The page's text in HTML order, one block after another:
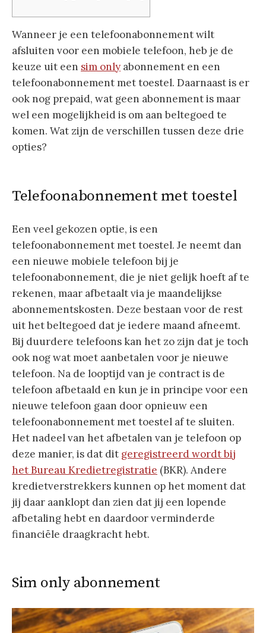
Wanneer je een telefoonabonnement wilt
afsluiten voor een mobiele telefoon, heb je de
keuze uit een sim only abonnement en een
telefoonabonnement met toestel. Daarnaast is er
ook nog prepaid, wat geen abonnement is maar
wel een mogelijkheid is om aan beltegoed te
komen. Wat zijn de verschillen tussen deze drie
opties?
Telefoonabonnement met toestel
Een veel gekozen optie, is een
telefoonabonnement met toestel. Je neemt dan
een nieuwe mobiele telefoon bij je
telefoonabonnement, die je niet gelijk hoeft af te
rekenen, maar afbetaalt via je maandelijkse
abonnementskosten. Deze bestaan voor de rest
uit het beltegoed dat je iedere maand afneemt.
Bij duurdere telefoons kan het zo zijn dat je toch
ook nog wat moet aanbetalen voor je nieuwe
telefoon. Na de looptijd van je contract is de
telefoon afbetaald en kun je in principe voor een
nieuwe telefoon gaan door opnieuw een
telefoonabonnement met toestel af te sluiten.
Het nadeel van het afbetalen van je telefoon op
deze manier, is dat dit geregistreerd wordt bij
het Bureau Kredietregistratie (BKR). Andere
kredietverstrekkers kunnen op het moment dat
jij daar aanklopt dan zien dat jij een lopende
afbetaling hebt en daardoor verminderde
financiële draagkracht hebt.
Sim only abonnement